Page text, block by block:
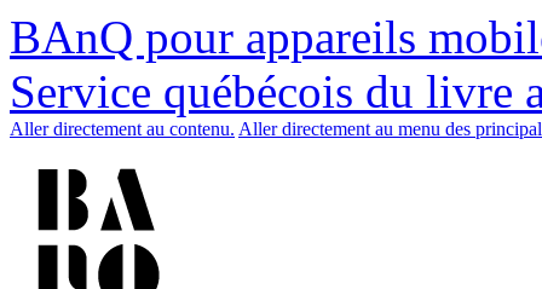
BAnQ pour appareils
Service québécois du livre
Aller directement au contenu. Aller directement au menu des